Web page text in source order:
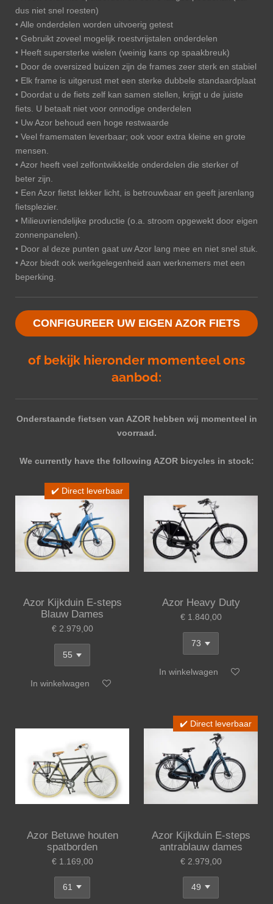
dus niet snel roesten)
• Alle onderdelen worden uitvoerig getest
• Gebruikt zoveel mogelijk roestvrijstalen onderdelen
• Heeft supersterke wielen (weinig kans op spaakbreuk)
• Door de oversized buizen zijn de frames zeer sterk en stabiel
• Elk frame is uitgerust met een sterke dubbele standaardplaat
• Doordat u de fiets zelf kan samen stellen, krijgt u de juiste
fiets. U betaalt niet voor onnodige onderdelen
• Uw Azor behoud een hoge restwaarde
• Veel framematen leverbaar; ook voor extra kleine en grote
mensen.
• Azor heeft veel zelfontwikkelde onderdelen die sterker of
beter zijn.
• Een Azor fietst lekker licht, is betrouwbaar en geeft jarenlang
fietsplezier.
• Milieuvriendelijke productie (o.a. stroom opgewekt door eigen
zonnenpanelen).
• Door al deze punten gaat uw Azor lang mee en niet snel stuk.
• Azor biedt ook werkgelegenheid aan werknemers met een
beperking.
CONFIGUREER UW EIGEN AZOR FIETS
of bekijk hieronder momenteel ons
aanbod:
Onderstaande fietsen van AZOR hebben wij momenteel in
voorraad.
We currently have the following AZOR bicycles in stock:
✔️ Direct leverbaar
Azor Kijkduin E-steps
Blauw Dames
€ 2.979,00
In winkelwagen
Azor Heavy Duty
€ 1.840,00
In winkelwagen
Azor Betuwe houten
spatborden
€ 1.169,00
✔️ Direct leverbaar
Azor Kijkduin E-steps
antrablauw dames
€ 2.979,00